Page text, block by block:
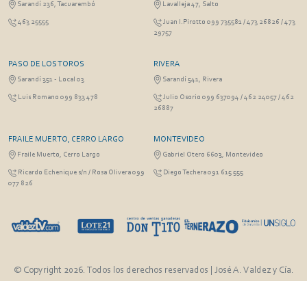
Sarandí 236, Tacuarembó
463 25555
Lavalleja 47, Salto
Juan I.Pirotto 099 735581 / 473 26826 / 473
29757
PASO DE LOS TOROS
Sarandí 351 - Local 03
Luis Romano 099 833 478
RIVERA
Sarandí 541, Rivera
Julio Osorio 099 637094 / 462 24057 / 462
26887
FRAILE MUERTO, CERRO LARGO
Fraile Muerto, Cerro Largo
Ricardo Echenique s/n / Rosa Olivera 099
077 826
MONTEVIDEO
Gabriel Otero 6603, Montevideo
Diego Techera 091 615 555
© Copyright 2026. Todos los derechos reservados | José A. Valdez y Cía.